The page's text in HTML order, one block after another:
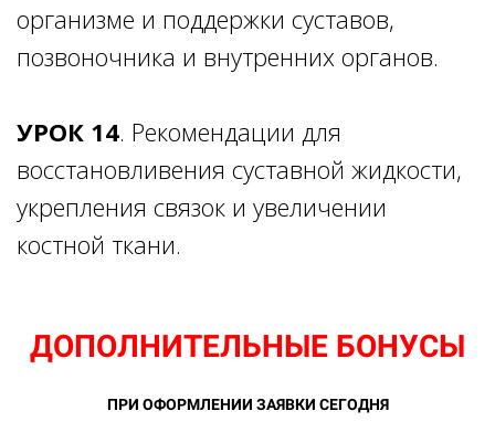
организме и поддержки суставов,
позвоночника и внутренних органов.
УРОК 14. Рекомендации для
восстановливения суставной жидкости,
укрепления связок и увеличении
костной ткани.
ДОПОЛНИТЕЛЬНЫЕ БОНУСЫ
ПРИ ОФОРМЛЕНИИ ЗАЯВКИ СЕГОДНЯ